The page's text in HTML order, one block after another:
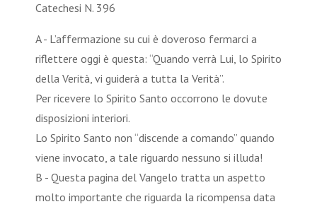
Catechesi N. 396
A - L’affermazione su cui è doveroso fermarci a
riflettere oggi è questa: “Quando verrà Lui, lo Spirito
della Verità, vi guiderà a tutta la Verità”.
Per ricevere lo Spirito Santo occorrono le dovute
disposizioni interiori.
Lo Spirito Santo non “discende a comando” quando
viene invocato, a tale riguardo nessuno si illuda!
B - Questa pagina del Vangelo tratta un aspetto
molto importante che riguarda la ricompensa data